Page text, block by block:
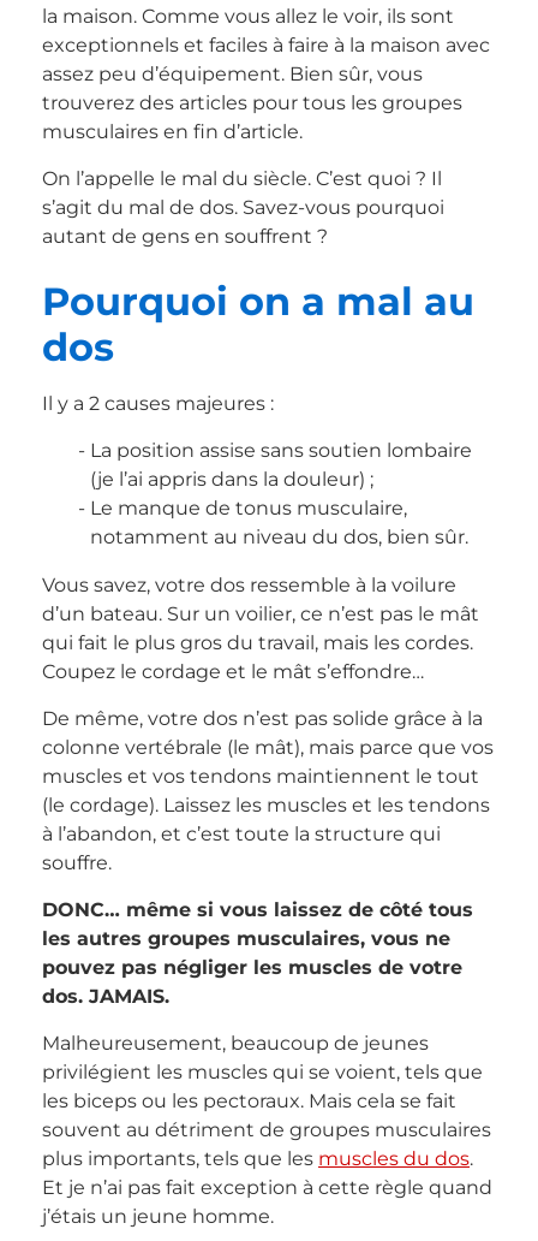
la maison. Comme vous allez le voir, ils sont
exceptionnels et faciles à faire à la maison avec
assez peu d’équipement. Bien sûr, vous
trouverez des articles pour tous les groupes
musculaires en fin d’article.
On l’appelle le mal du siècle. C’est quoi ? Il
s’agit du mal de dos. Savez-vous pourquoi
autant de gens en souffrent ?
Pourquoi on a mal au
dos
Il y a 2 causes majeures :
La position assise sans soutien lombaire
(je l’ai appris dans la douleur) ;
Le manque de tonus musculaire,
notamment au niveau du dos, bien sûr.
Vous savez, votre dos ressemble à la voilure
d’un bateau. Sur un voilier, ce n’est pas le mât
qui fait le plus gros du travail, mais les cordes.
Coupez le cordage et le mât s’effondre…
De même, votre dos n’est pas solide grâce à la
colonne vertébrale (le mât), mais parce que vos
muscles et vos tendons maintiennent le tout
(le cordage). Laissez les muscles et les tendons
à l’abandon, et c’est toute la structure qui
souffre.
DONC… même si vous laissez de côté tous
les autres groupes musculaires, vous ne
pouvez pas négliger les muscles de votre
dos. JAMAIS.
Malheureusement, beaucoup de jeunes
privilégient les muscles qui se voient, tels que
les biceps ou les pectoraux. Mais cela se fait
souvent au détriment de groupes musculaires
plus importants, tels que les muscles du dos.
Et je n’ai pas fait exception à cette règle quand
j’étais un jeune homme.